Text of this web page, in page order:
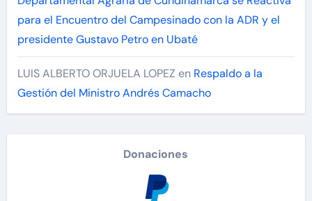
para el Encuentro del Campesinado con la ADR y el
presidente Gustavo Petro en Ubaté
LUIS ALBERTO ORJUELA LOPEZ en Respaldo a la
Gestión del Ministro Andrés Camacho
Donaciones